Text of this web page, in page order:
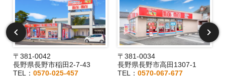
〒381-0042
長野県長野市稲田2-7-43
TEL：0570-025-457
〒381-0034
長野県長野市高田1307-1
TEL： 0570-067-677